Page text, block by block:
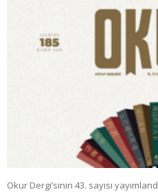
Okur Dergi’sinin 43. sayısı